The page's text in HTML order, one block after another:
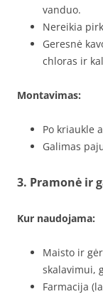
vanduo.
Nereikia
Geresnė
chloras ir
Montavimas:
Po kriaukle
Galimas
3. Pramonė ir
Kur naudojama:
Maisto ir
skalavimui,
Farmacija